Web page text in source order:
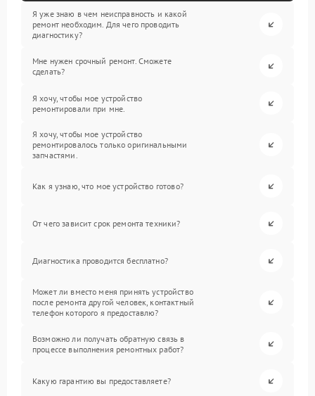
Я уже знаю в чем неисправность и какой
ремонт необходим. Для чего проводить
диагностику?
Мне нужен срочный ремонт. Сможете
сделать?
Я хочу, чтобы мое устройство
ремонтировали при мне.
Я хочу, чтобы мое устройство
ремонтировалось только оригинальными
запчастями.
Как я узнаю, что мое устройство готово?
От чего зависит срок ремонта техники?
Диагностика проводится бесплатно?
Может ли вместо меня принять устройство
после ремонта другой человек, контактный
телефон которого я предоставлю?
Возможно ли получать обратную связь в
процессе выполнения ремонтных работ?
Какую гарантию вы предоставляете?